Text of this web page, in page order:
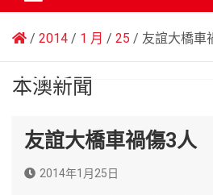
2014 1 月 25 友誼大橋車
本澳新聞
友誼大橋車禍傷3人
2014年1月25日